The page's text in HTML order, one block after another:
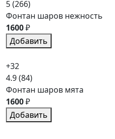
5(266)
Фонтан шаров нежность
1600₽
Добавить
+32
4.9(84)
Фонтан шаров мята
1600₽
Добавить